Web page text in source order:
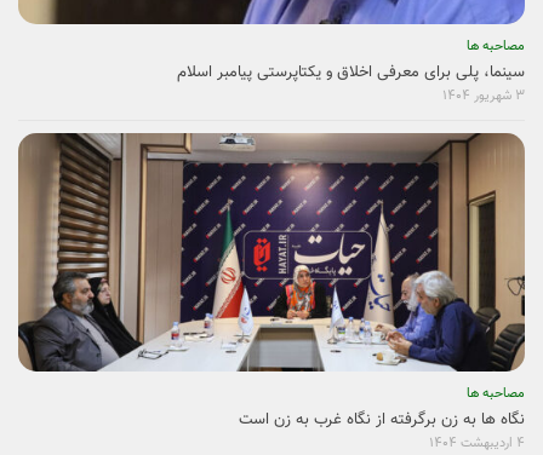
مصاحبه ها
سینما، پلی برای معرفی اخلاق و یکتاپرستی پیامبر اسلام
۳ شهریور ۱۴۰۴
مصاحبه ها
نگاه ها به زن برگرفته از نگاه غرب به زن است
۴ اردیبهشت ۱۴۰۴